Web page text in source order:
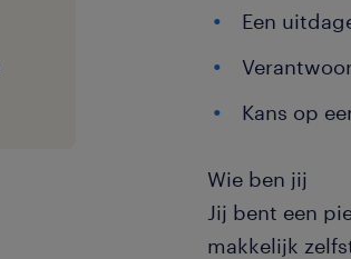
Een
Kans op
Wie ben jij
Jij bent een
makkelijk